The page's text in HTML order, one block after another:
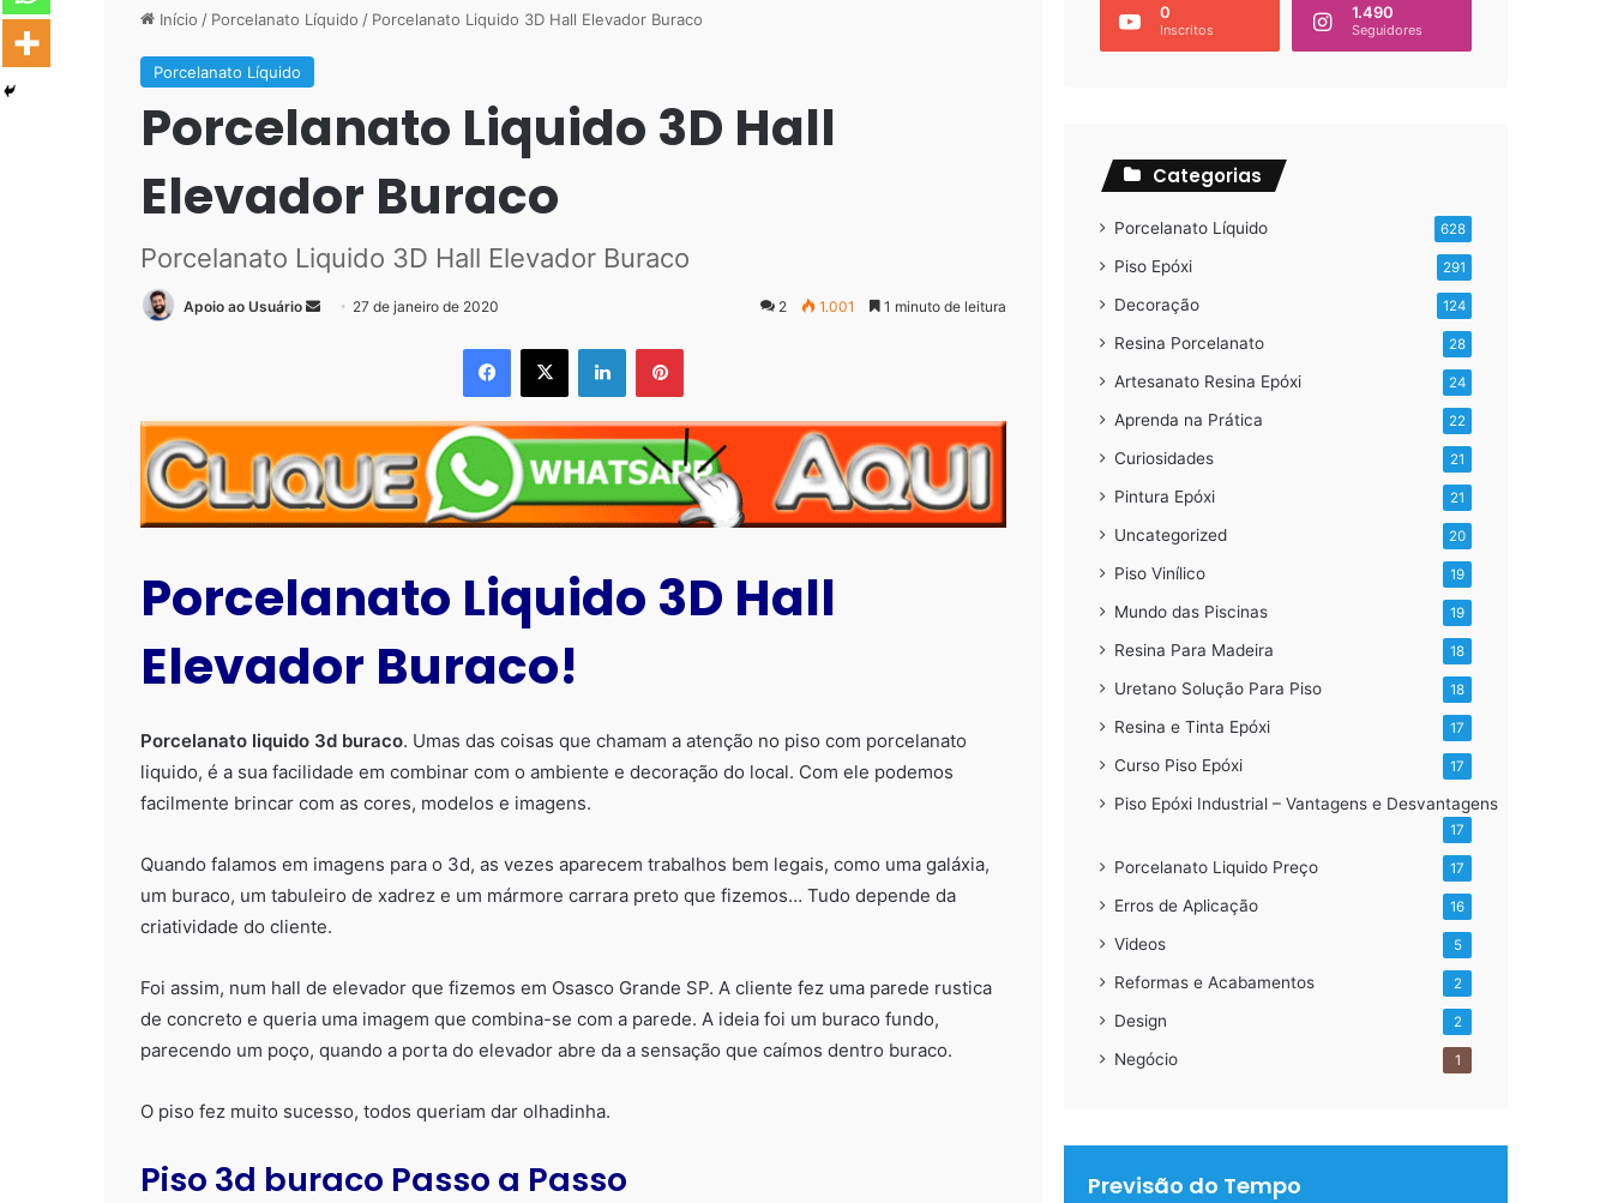
Início / Porcelanato Líquido / Porcelanato Liquido 3D Hall Elevador Buraco
Porcelanato Líquido
Porcelanato Liquido 3D Hall
Elevador Buraco
Porcelanato Liquido 3D Hall Elevador Buraco
Apoio ao Usuário
Mande27 de janeiro de 2020 2 1.001 1 minuto de leitura
Facebook
X LinkedinPinterest
Porcelanato Liquido 3D Hall
Elevador Buraco!
Porcelanato liquido 3d buraco. Umas das coisas que chamam a atenção no piso com porcelanato
liquido, é a sua facilidade em combinar com o ambiente e decoração do local. Com ele podemos
facilmente brincar com as cores, modelos e imagens.
Quando falamos em imagens para o 3d, as vezes aparecem trabalhos bem legais, como uma galáxia,
um buraco, um tabuleiro de xadrez e um mármore carrara preto que fizemos… Tudo depende da
criatividade do cliente.
Foi assim, num hall de elevador que fizemos em Osasco Grande SP. A cliente fez uma parede rustica
de concreto e queria uma imagem que combina-se com a parede. A ideia foi um buraco fundo,
parecendo um poço, quando a porta do elevador abre da a sensação que caímos dentro buraco.
O piso fez muito sucesso, todos queriam dar olhadinha.
Piso 3d buraco Passo a Passo
Aplicação Passo a Passo
Porcelanato Líquido
0
Inscritos
1.490
Seguidores
Categorias
Porcelanato Líquido 628
Piso Epóxi 291
Decoração 124
Resina Porcelanato 28
Artesanato Resina Epóxi 24
Aprenda na Prática 22
Curiosidades 21
Pintura Epóxi 21
Uncategorized 20
Piso Vinílico 19
Mundo das Piscinas 19
Resina Para Madeira 18
Uretano Solução Para Piso 18
Resina e Tinta Epóxi 17
Curso Piso Epóxi 17
Piso Epóxi Industrial – Vantagens e Desvantagens
17
Porcelanato Liquido Preço 17
Erros de Aplicação 16
Videos 5
Reformas e Acabamentos 2
Design 2
Negócio 1
Previsão do Tempo